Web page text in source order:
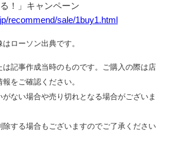
！」キャンペーン
recommend/sale/1buy1.html
ローソン出典です。
記事作成当時のものです。ご購入の際は店
をご確認ください。
ない場合や売り切れとなる場合がございま
する場合もございますのでご了承ください